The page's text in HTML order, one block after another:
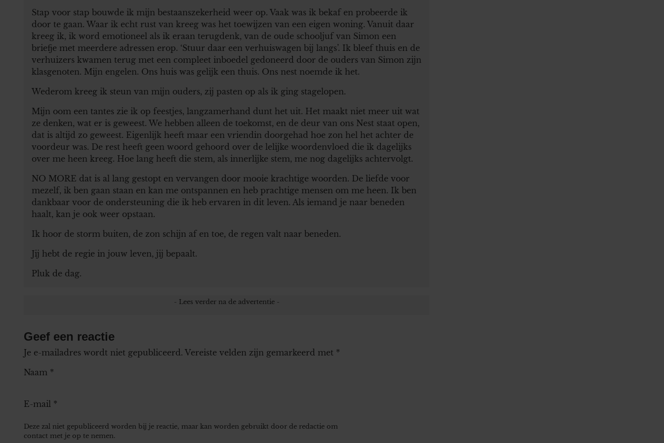
Stap voor stap bouwde ik mijn bestaanszekerheid weer op. Vaak was ik bekaf en probeerde ik
door te gaan. Waar ik echt rust van kreeg was het toewijzen van een eigen woning. Vanuit daar
kreeg ik, ik word emotioneel als ik eraan terugdenk, van de oude schooljuf van Simon een
briefje met meerdere adressen erop. ‘Stuur daar een verhuiswagen bij langs’. Ik bleef thuis en de
verhuizers kwamen terug met een compleet inboedel gedoneerd door de ouders van Simon zijn
klasgenoten. Mijn engelen. Ons huis was gelijk een thuis. Ons nest noemde ik het.
Wederom kreeg ik steun van mijn ouders, zij pasten op als ik ging stagelopen.
Mijn oom een tantes zie ik op feestjes, langzamerhand dunt het uit. Het maakt niet meer uit wat
ze denken, wat er is geweest. We hebben alleen de toekomst, en de deur van ons Nest staat open,
dat is altijd zo geweest. Eigenlijk heeft maar een vriendin doorgehad hoe zon hel het achter de
voordeur was. De rest heeft geen woord gehoord over de lelijke woordenvloed die ik dagelijks
over me heen kreeg. Hoe lang heeft die stem, als innerlijke stem, me nog dagelijks achtervolgt.
NO MORE dat is al lang gestopt en vervangen door mooie krachtige woorden. De liefde voor
mezelf, ik ben gaan staan en kan me ontspannen en heb prachtige mensen om me heen. Ik ben
dankbaar voor de ondersteuning die ik heb ervaren in dit leven. Als iemand je naar beneden
haalt, kan je ook weer opstaan.
Ik hoor de storm buiten, de zon schijn af en toe, de regen valt naar beneden.
Jij hebt de regie in jouw leven, jij bepaalt.
Pluk de dag.
Geef een reactie
Je e-mailadres wordt niet gepubliceerd. Vereiste velden zijn gemarkeerd met *
Naam *
E-mail *
Deze zal niet gepubliceerd worden bij je reactie, maar kan worden gebruikt door de redactie om
contact met je op te nemen.